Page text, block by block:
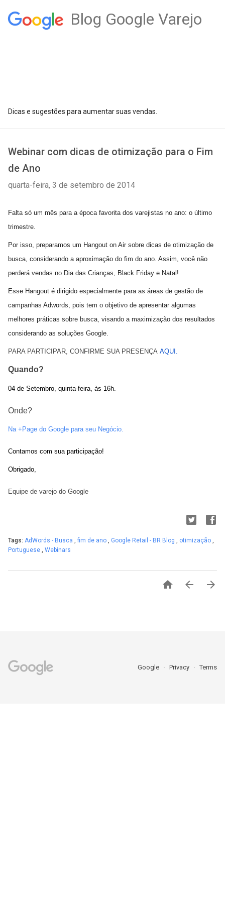
Blog Google Varejo
Dicas e sugestões para aumentar suas vendas.
Webinar com dicas de otimização para o Fim
de Ano
quarta-feira, 3 de setembro de 2014
Falta só um mês para a época favorita dos varejistas no ano: o último
trimestre.
Por isso, preparamos um Hangout on Air sob​r​e ​​dicas de otimização de
busca, considerando a aproximação do fim do ano.​​​ Assim, você não
perderá vendas no Dia das Crianças, Black Friday e Natal!
Esse Hangout é dirigido especialmente para​ ​​as áreas de gestão de
campanhas Adwords​, pois tem o objetivo de apresentar algumas
melhores práticas​ ​sobre busca, visando a maximização dos resultados
considerando ​as soluções ​Google.​
PARA PARTICIPAR, CONFIRME SUA PRESENÇA AQUI.
Quando?
04 de Setembro, quinta-feira, às 16h.
Onde?
Na +Page do Google para seu Negócio.
Contamos com sua participação!
Obrigado,
Equipe de varejo do Google
Tags: AdWords - Busca , fim de ano , Google Retail - BR Blog , otimização ,
Portuguese , Webinars
  
Google Privacy Terms